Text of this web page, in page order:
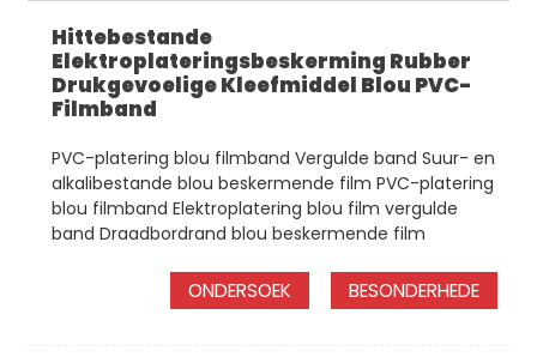
Hittebestande
Elektroplateringsbeskerming Rubber
Drukgevoelige Kleefmiddel Blou PVC-
Filmband
PVC-platering blou filmband Vergulde band Suur- en
alkalibestande blou beskermende film PVC-platering
blou filmband Elektroplatering blou film vergulde
band Draadbordrand blou beskermende film
ONDERSOEK BESONDERHEDE